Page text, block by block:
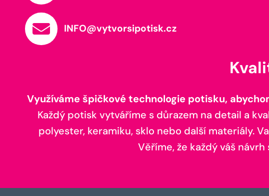
INFO@vytvorsipotisk.cz
Využíváme špičkové technologie potisku,
Každý potisk vytváříme s důrazem na detail a
polyester, keramiku, sklo nebo další materiály.
Věříme, že každý váš